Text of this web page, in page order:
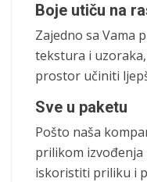
Boje utiču na
Zajedno sa Vama
tekstura i
prostor učiniti
Sve u paketu
Pošto naša
prilikom
iskoristiti priliku i